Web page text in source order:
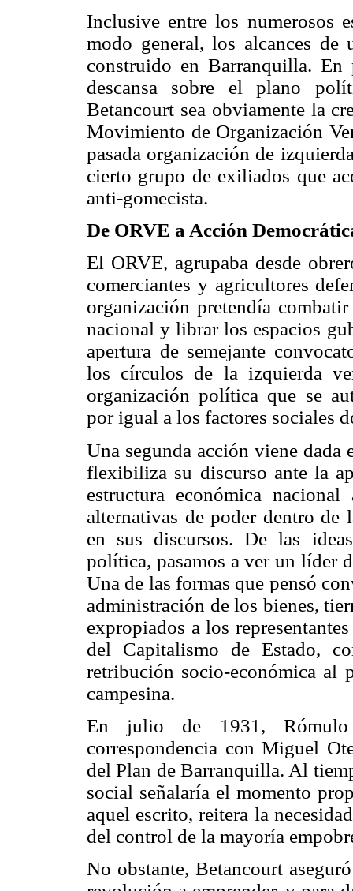
Inclusive entre los numerosos
modo general, los alcances
construido en Barranquilla.
descansa sobre el plano
Betancourt sea obviamente la
Movimiento de Organización
pasada organización de
cierto grupo de exiliados que
anti-gomecista.
De ORVE a Acción
El ORVE, agrupaba desde
comerciantes y agricultores
organización pretendía
nacional y librar los espacios
apertura de semejante
los círculos de la izquierda
organización política que se
por igual a los factores sociales
Una segunda acción viene
flexibiliza su discurso ante la
estructura económica
alternativas de poder dentro
en sus discursos. De las
política, pasamos a ver un líder
Una de las formas que pensó
administración de los bienes,
expropiados a los
del Capitalismo de Estado,
retribución socio-económica al
campesina.
En julio de 1931, Rómulo
correspondencia con Miguel
del Plan de Barranquilla. Al
social señalaría el momento
aquel escrito, reitera la
del control de la mayoría
No obstante, Betancourt